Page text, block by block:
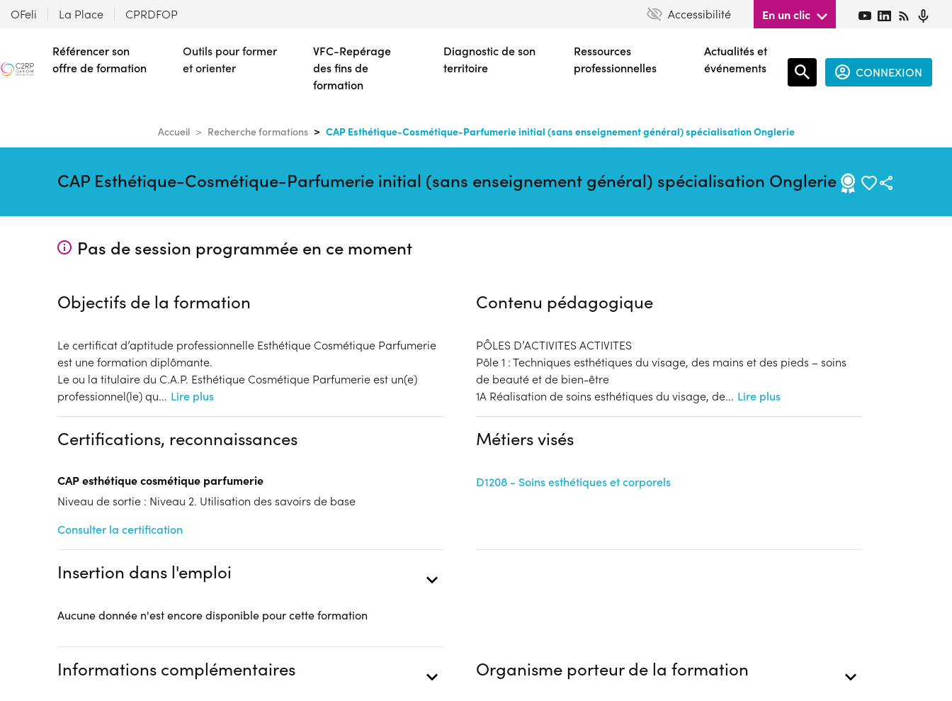
contenu
principal
OFeli La Place CPRDFOP Accessibilité En un clic
Référencer son
offre de formation
Outils pour former
et orienter
VFC-Repérage
des fins de
formation
Diagnostic de son
territoire
Ressources
professionnelles
Actualités et
événements
CONNEXION
guest
Accueil Recherche formations CAP Esthétique-Cosmétique-Parfumerie initial (sans enseignement général) spécialisation Onglerie
CAP Esthétique-Cosmétique-Parfumerie initial (sans enseignement général) spécialisation Onglerie
Pas de session programmée en ce moment
Objectifs de la formation
Le certificat d’aptitude professionnelle Esthétique Cosmétique Parfumerie
est une formation diplômante.
Le ou la titulaire du C.A.P. Esthétique Cosmétique Parfumerie est un(e)
professionnel(le) qu... Lire plus
Contenu pédagogique
PÔLES D’ACTIVITES ACTIVITES
Pôle 1 : Techniques esthétiques du visage, des mains et des pieds – soins
de beauté et de bien-être
1A Réalisation de soins esthétiques du visage, de... Lire plus
Certifications, reconnaissances
CAP esthétique cosmétique parfumerie
Niveau de sortie : Niveau 2. Utilisation des savoirs de base
Consulter la certification
Métiers visés
D1208 - Soins esthétiques et corporels
Insertion dans l'emploi
Aucune donnée n'est encore disponible pour cette formation
Informations complémentaires Organisme porteur de la formation